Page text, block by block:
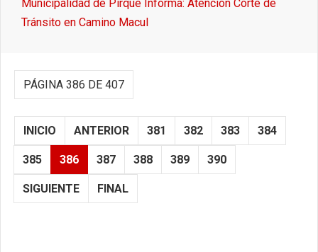
Municipalidad de Pirque Informa: Atención Corte de
Tránsito en Camino Macul
PÁGINA 386 DE 407
INICIO ANTERIOR 381 382 383 384
385 386 387 388 389 390
SIGUIENTE FINAL